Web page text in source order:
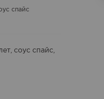
спайс
соус спайс,